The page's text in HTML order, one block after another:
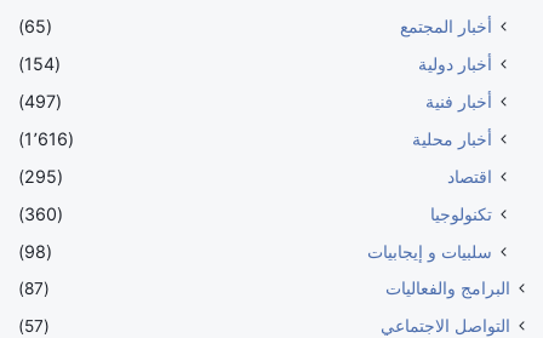
أخبار المجتمع
(65)
أخبار دولية
(154)
أخبار فنية
(497)
أخبار محلية
(1٬616)
اقتصاد
(295)
تكنولوجيا
(360)
سلبيات و إيجابيات
(98)
البرامج والفعاليات
(87)
التواصل الاجتماعي
(57)